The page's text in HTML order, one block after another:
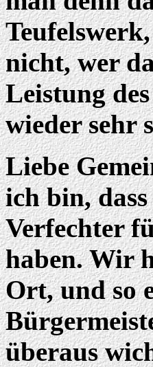
nicht, wer
Leistung
wieder sehr
Liebe
ich bin,
Verfechter
haben. Wir
Ort, und so
überaus